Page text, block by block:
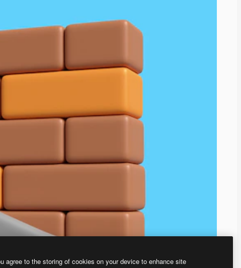
agree to the storing of cookies on your device to enhance site